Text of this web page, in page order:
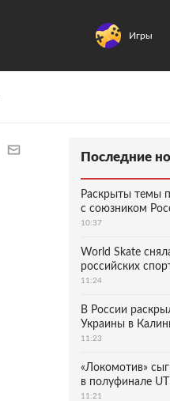
Игры
Последние
Раскрыты темы
с союзником
10:37
World Skate
российских
11:24
В России
Украины в
11:23
«Локомотив»
в полуфинале
11:21